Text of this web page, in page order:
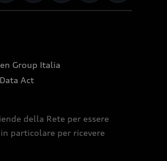
Group Italia
Act
della Rete per essere
particolare per ricevere